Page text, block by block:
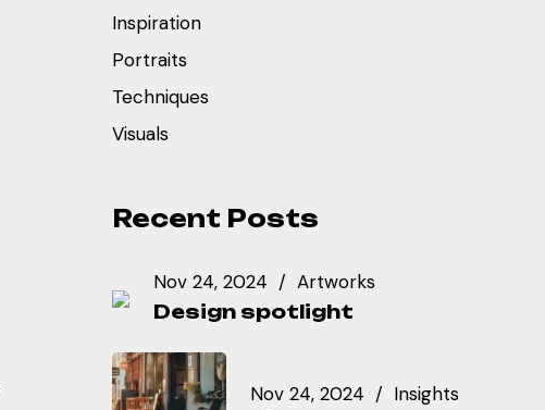
Inspiration
Portraits
Techniques
Visuals
Recent Posts
Nov 24, 2024 Artworks
Design spotlight
Nov 24, 2024 Insights